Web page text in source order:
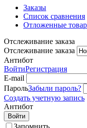
Заказы
Список сравнения
Отложенные
Отслеживание заказа
Отслеживание заказа
Антибот
ВойтиРегистрация
E-mail
ПарольЗабыли пароль?
Создать учетную запись
Антибот
Войти
Запомнить